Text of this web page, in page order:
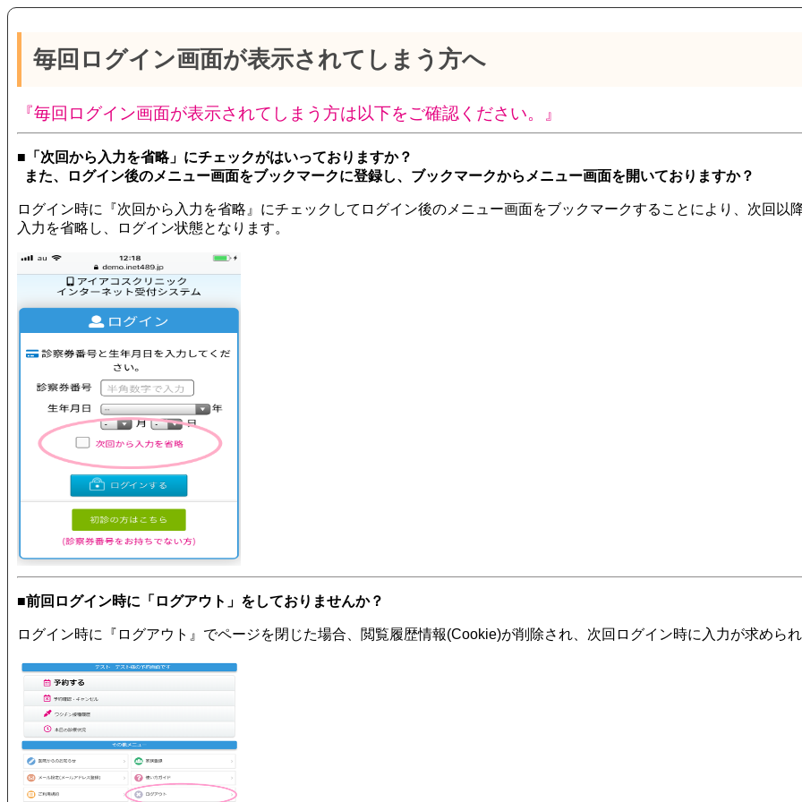
毎回ログイン画面が表示されてしまう方へ
『毎回ログイン画面が表示されてしまう方は以下をご確認ください。』
■「次回から入力を省略」にチェックがはいっておりますか？
また、ログイン後のメニュー画面をブックマークに登録し、ブックマークからメニュー画面を開いておりますか？
ログイン時に『次回から入力を省略』にチェックしてログイン後のメニュー画面をブックマークすることにより、次回
入力を省略し、ログイン状態となります。
■前回ログイン時に「ログアウト」をしておりませんか？
ログイン時に『ログアウト』でページを閉じた場合、閲覧履歴情報(Cookie)が削除され、次回ログイン時に入力が求められ